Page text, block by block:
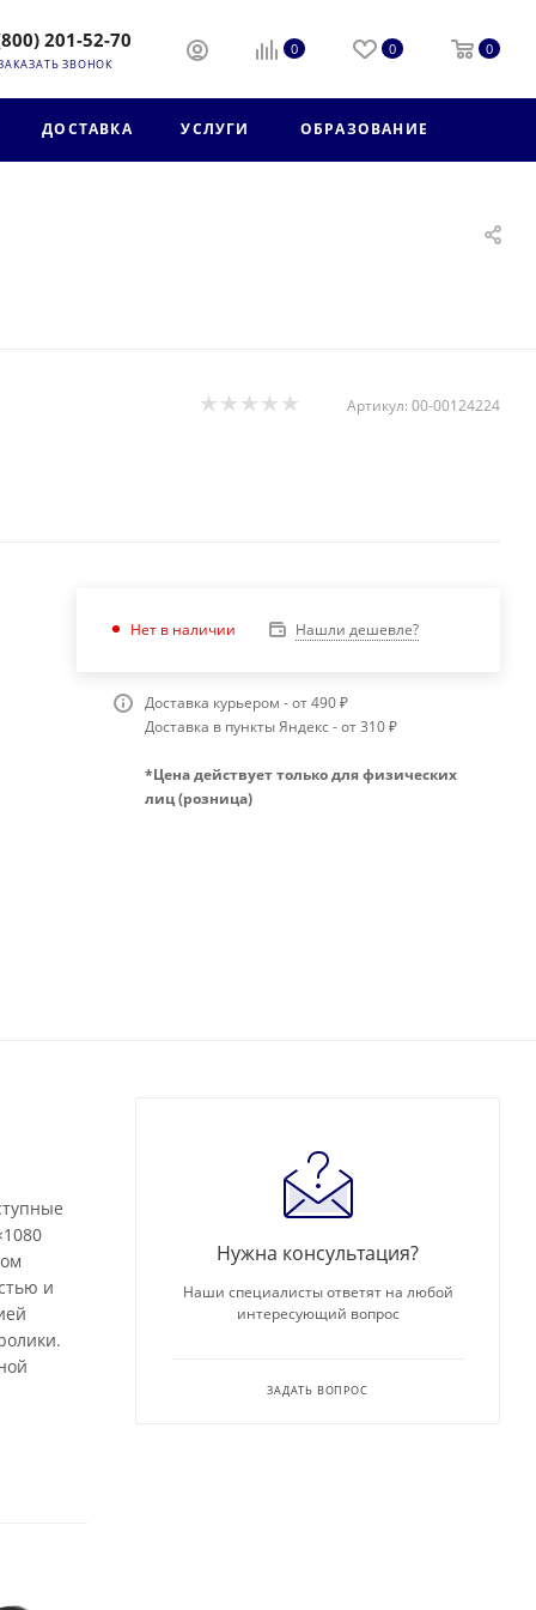
201-52-70
ЗВОНОК
0 0 0
ДОСТАВКА УСЛУГИ ОБРАЗОВАНИЕ
Артикул: 00-00124224
Нет в наличии Нашли дешевле?
Доставка курьером - от 490 ₽
Доставка в пункты Яндекс - от 310 ₽
*Цена действует только для физических
лиц (розница)
и
Нужна консультация?
Наши специалисты ответят на любой
интересующий вопрос
ЗАДАТЬ ВОПРОС